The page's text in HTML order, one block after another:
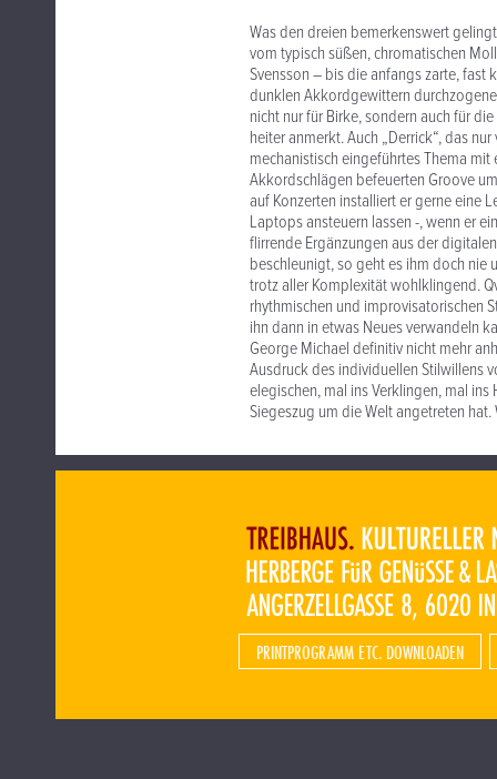
Was den dreien bemerkenswert
vom typisch süßen, chromatischen
Svensson – bis die anfangs zarte, fast
dunklen Akkordgewittern
nicht nur für Birke, sondern auch für
heiter anmerkt. Auch „Derrick“, das
mechanistisch eingeführtes Thema
Akkordschlägen befeuerten Groove
auf Konzerten installiert er gerne eine
Laptops ansteuern lassen -, wenn er
flirrende Ergänzungen aus der
beschleunigt, so geht es ihm doch nie
trotz aller Komplexität wohlklingend.
rhythmischen und improvisatorischen
ihn dann in etwas Neues verwandeln
George Michael definitiv nicht mehr
Ausdruck des individuellen Stilwillens
elegischen, mal ins Verklingen, mal
Siegeszug um die Welt angetreten
PRINTPROGRAMM ETC. DOWNLOADEN